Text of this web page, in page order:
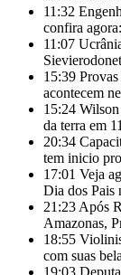
11:32
confira agora:
11:07
15:39
acontecem
15:24
da terra em
20:34
tem inicio
17:01 Veja
Dia dos Pais
21:23 Após
Amazonas,
18:55
com suas
19:03